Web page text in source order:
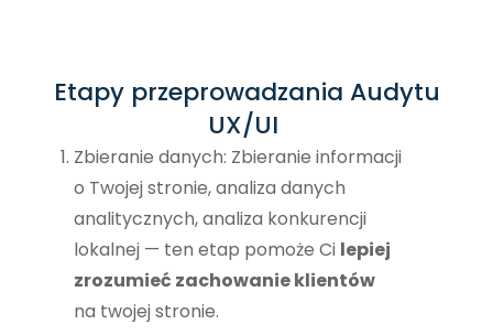
Etapy przeprowadzania Audytu
UX/UI
Zbieranie danych: Zbieranie informacji
o Twojej stronie, analiza danych
analitycznych, analiza konkurencji
lokalnej — ten etap pomoże Ci lepiej
zrozumieć zachowanie klientów
na twojej stronie.